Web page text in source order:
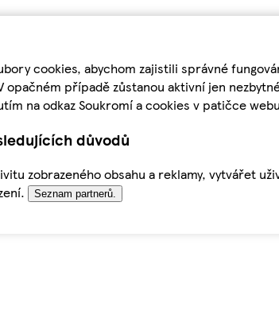
cookies, abychom zajistili správné
případě zůstanou aktivní jen
na odkaz Soukromí a cookies v patičce
důvodů
zobrazeného obsahu a reklamy, vytvářet
Seznam partnerů.